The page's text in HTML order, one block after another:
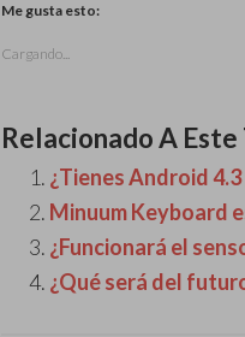
Me gusta esto:
Cargando...
Relacionado A Este
¿Tienes Android
Minuum Keyboard
¿Funcionará el
¿Qué será del